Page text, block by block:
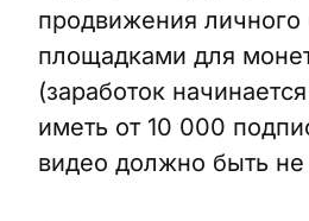
продвижения
площадками для
(заработок
иметь от 10 000
видео должно быть